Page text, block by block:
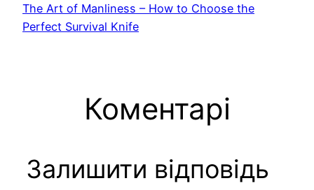
The Art of Manliness – How to Choose the
Perfect Survival Knife
Коментарі
Залишити відповідь